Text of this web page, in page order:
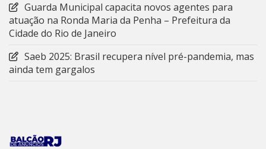
Guarda Municipal capacita novos agentes para
atuação na Ronda Maria da Penha – Prefeitura da
Cidade do Rio de Janeiro
Saeb 2025: Brasil recupera nível pré-pandemia, mas
ainda tem gargalos